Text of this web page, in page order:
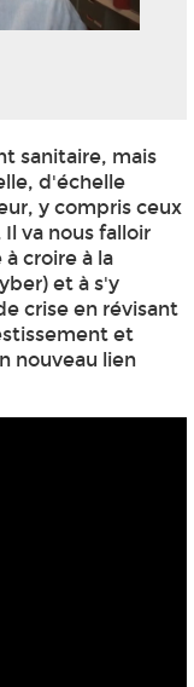
sanitaire, mais
d'échelle
y compris ceux
va nous falloir
croire à la
et à s'y
crise en révisant
et
nouveau lien